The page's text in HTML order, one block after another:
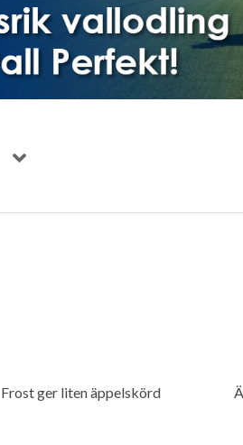
Frost ger liten äppelskörd